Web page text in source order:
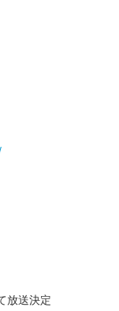
放送決定